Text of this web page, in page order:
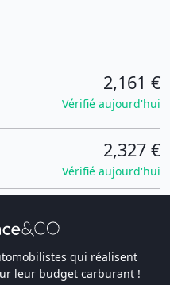
2,161 €
Vérifié aujourd'hui
2,327 €
Vérifié aujourd'hui
qui réalisent
leur budget carburant !